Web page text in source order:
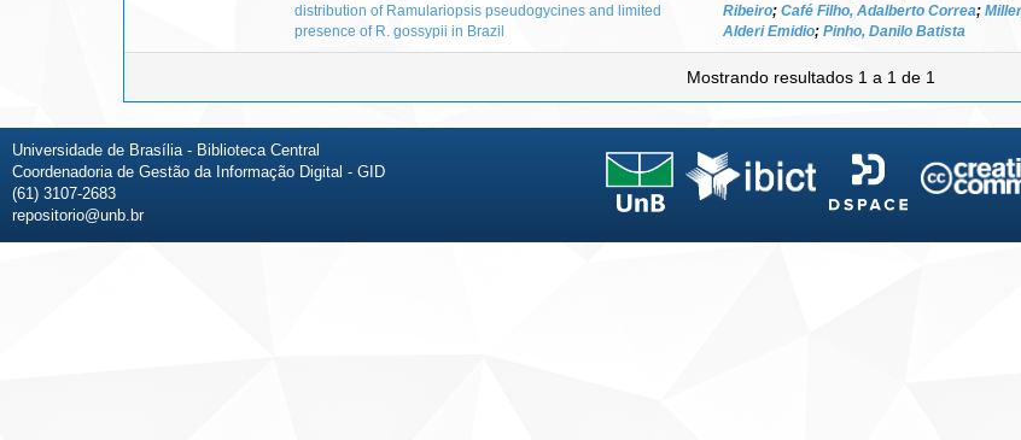
distribution of Ramulariopsis pseudogycines and limited
presence of R. gossypii in Brazil
Ribeiro; Café Filho, Adalberto Correa;
Alderi Emidio; Pinho, Danilo Batista
Mostrando resultados 1 a 1 de 1
Universidade de Brasília - Biblioteca Central
Coordenadoria de Gestão da Informação Digital - GID
(61) 3107-2683
repositorio@unb.br